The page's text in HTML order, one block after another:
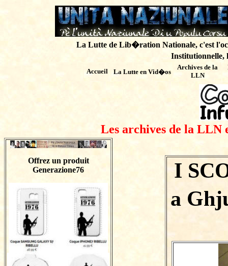
La Lutte de Lib�ration Nationale, c'est
Institutionnelle,
Accueil La Lutte en Vid�os
Archives de la
LLN
Les archives de la LLN
Offrez un produit
Generazione76
I
a